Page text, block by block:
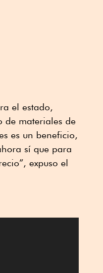
el estado,
de materiales de
es un beneficio,
sí que para
expuso el